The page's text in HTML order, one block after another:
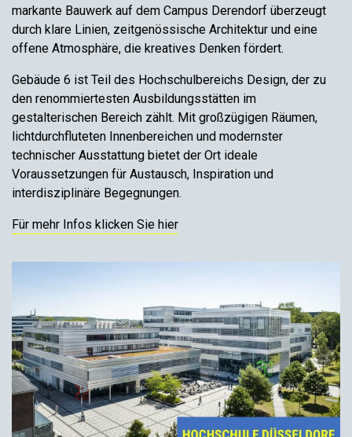
markante Bauwerk auf dem Campus Derendorf überzeugt
durch klare Linien, zeitgenössische Architektur und eine
offene Atmosphäre, die kreatives Denken fördert.
Gebäude 6 ist Teil des Hochschulbereichs Design, der zu
den renommiertesten Ausbildungsstätten im
gestalterischen Bereich zählt. Mit großzügigen Räumen,
lichtdurchfluteten Innenbereichen und modernster
technischer Ausstattung bietet der Ort ideale
Voraussetzungen für Austausch, Inspiration und
interdisziplinäre Begegnungen.
Für mehr Infos klicken Sie hier